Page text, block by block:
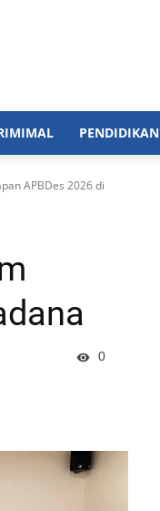
PENDIDIKAN
APBDes 2026 di
0